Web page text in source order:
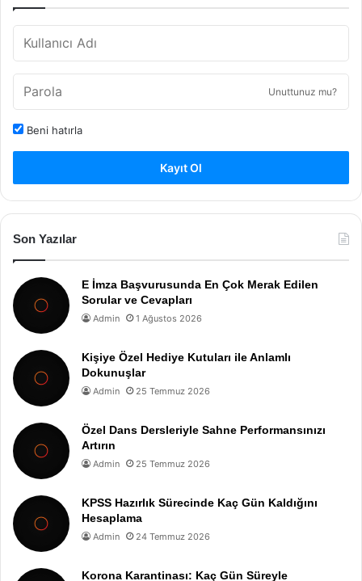
Unuttunuz mu?
Beni hatırla
Kayıt Ol
Son Yazılar
E İmza Başvurusunda En Çok Merak Edilen
Sorular ve Cevapları
Admin 1 Ağustos 2026
Kişiye Özel Hediye Kutuları ile Anlamlı
Dokunuşlar
Admin 25 Temmuz 2026
Özel Dans Dersleriyle Sahne Performansınızı
Artırın
Admin 25 Temmuz 2026
KPSS Hazırlık Sürecinde Kaç Gün Kaldığını
Hesaplama
Admin 24 Temmuz 2026
Korona Karantinası: Kaç Gün Süreyle